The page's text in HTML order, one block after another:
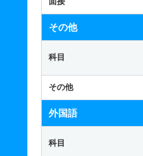
その他
科目
その他
外国語
科目